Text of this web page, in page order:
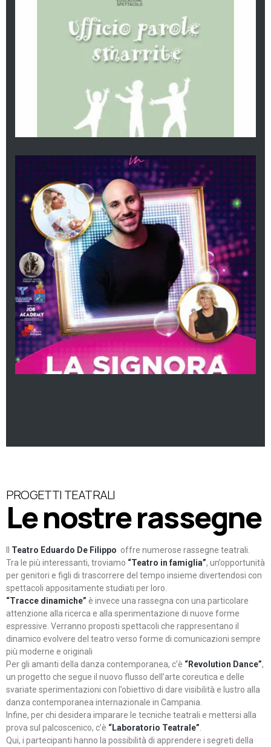
PROGETTI TEATRALI
Le nostre rassegne
Teatro Eduardo De Filippo offre numerose rassegne teatrali.
Tra le più interessanti, troviamo “Teatro in famiglia”, un’opportunità
per genitori e figli di trascorrere del tempo insieme divertendosi con
spettacoli appositamente studiati per loro.
“Tracce dinamiche” è invece una rassegna con una particolare
attenzione alla ricerca e alla sperimentazione di nuove forme
espressive. Verranno proposti spettacoli che rappresentano il
dinamico evolvere del teatro verso forme di comunicazioni sempre
più moderne e originali
Per gli amanti della danza contemporanea, c’è “Revolution Dance”,
un progetto che segue il nuovo flusso dell’arte coreutica e delle
svariate sperimentazioni con l’obiettivo di dare visibilità e lustro alla
danza contemporanea internazionale in Campania.
Infine, per chi desidera imparare le tecniche teatrali e mettersi alla
prova sul palcoscenico, c’è “Laboratorio Teatrale”
Qui, i partecipanti hanno la possibilità di apprendere i segreti della